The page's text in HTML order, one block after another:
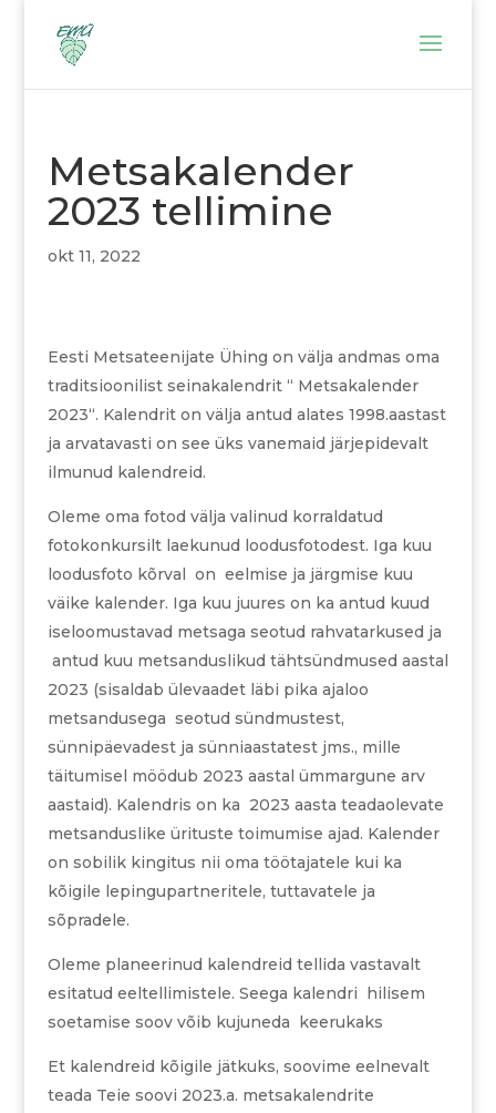
Metsakalender
2023 tellimine
okt 11, 2022
Eesti Metsateenijate Ühing on välja andmas oma
traditsioonilist seinakalendrit “ Metsakalender
2023“. Kalendrit on välja antud alates 1998.aastast
ja arvatavasti on see üks vanemaid järjepidevalt
ilmunud kalendreid.
Oleme oma fotod välja valinud korraldatud
fotokonkursilt laekunud loodusfotodest. Iga kuu
loodusfoto kõrval on eelmise ja järgmise kuu
väike kalender. Iga kuu juures on ka antud kuud
iseloomustavad metsaga seotud rahvatarkused ja
antud kuu metsanduslikud tähtsündmused aastal
2023 (sisaldab ülevaadet läbi pika ajaloo
metsandusega seotud sündmustest,
sünnipäevadest ja sünniaastatest jms., mille
täitumisel möödub 2023 aastal ümmargune arv
aastaid). Kalendris on ka 2023 aasta teadaolevate
metsanduslike ürituste toimumise ajad. Kalender
on sobilik kingitus nii oma töötajatele kui ka
kõigile lepingupartneritele, tuttavatele ja
sõpradele.
Oleme planeerinud kalendreid tellida vastavalt
esitatud eeltellimistele. Seega kalendri hilisem
soetamise soov võib kujuneda keerukaks
Et kalendreid kõigile jätkuks, soovime eelnevalt
teada Teie soovi 2023.a. metsakalendrite